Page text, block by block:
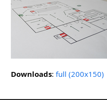
Downloads:full (200x150)